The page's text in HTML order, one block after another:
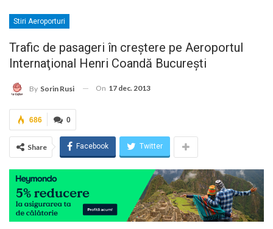
Stiri Aeroporturi
Trafic de pasageri în creştere pe Aeroportul
Internaţional Henri Coandă Bucureşti
By Sorin Rusi On 17 dec. 2013
0
686
Share Facebook Twitter